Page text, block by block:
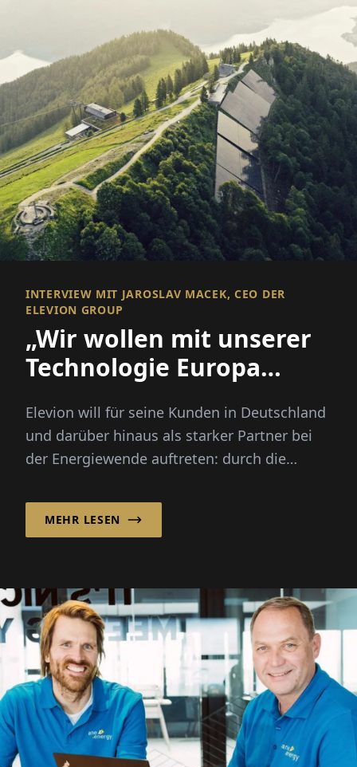
INTERVIEW MIT JAROSLAV MACEK, CEO DER
ELEVION GROUP
„Wir wollen mit unserer
Technologie Europa
Elevion will für seine Kunden in Deutschland
und darüber hinaus als starker Partner bei
der Energiewende auftreten: durch die
MEHR LESEN